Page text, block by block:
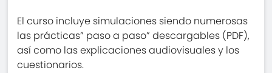
El curso incluye simulaciones siendo numerosas
las prácticas” paso a paso” descargables (PDF),
así como las explicaciones audiovisuales y los
cuestionarios.